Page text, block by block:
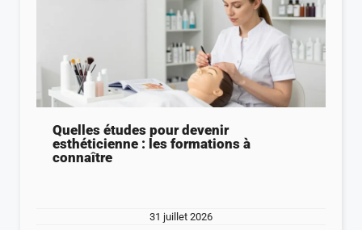
Quelles études pour devenir
esthéticienne : les formations à
connaître
31 juillet 2026